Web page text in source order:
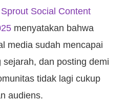
Sprout Social Content
menyatakan bahwa
media sudah mencapai
dan posting demi
tidak lagi cukup
audiens.